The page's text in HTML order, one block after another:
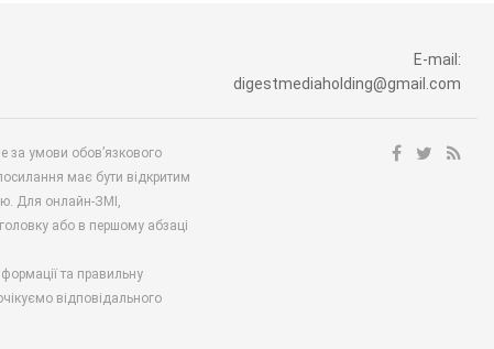
E-mail:
digestmediaholding@gmail.com
за умови обов’язкового
має бути відкритим
Для онлайн-ЗМІ,
або в першому абзаці
та правильну
відповідального